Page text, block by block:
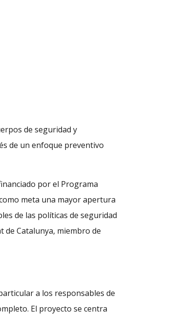
de seguridad y
de un enfoque preventivo
por el Programa
meta una mayor apertura
de las políticas de seguridad
de Catalunya, miembro de
a los responsables de
El proyecto se centra